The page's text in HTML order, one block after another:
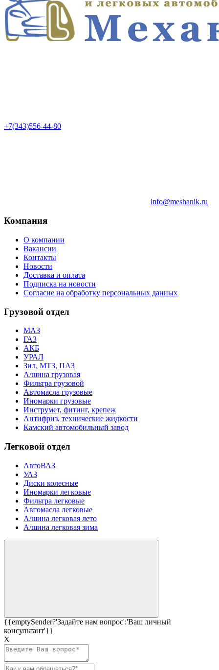
+7(343)556-44-80
info@meshanik.ru
Компания
О компании
Вакансии
Контакты
Новости
Доставка и оплата
Подписка на новости
Согласие на обработку персональных данных
Грузовой отдел
МАЗ
ГАЗ
АКБ
УРАЛ
Зил, МТЗ, ПАЗ
А/шина грузовая
Фильтра грузовой
Автомасла грузовые
Иномарки грузовые
Инструмет, фитинг, крепеж
Антифриз, технические жидкости
Камский автомобильный завод
Легковой отдел
АвтоВАЗ
УАЗ
Диски колесные
Иномарки легковые
Фильтра легковые
Автомасла легковые
А/шина легковая лето
А/шина легковая зима
{{emptySender?'Задайте нам вопрос':'Ваш личный
консультант'}}
Х